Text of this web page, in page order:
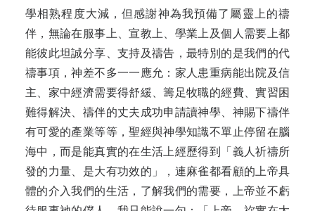
學相熟程度大減，但感謝神為我預備了屬靈上的禱
伴，無論在服事上、宣教上、學業上及個人需要上都
能彼此坦誠分享、支持及禱告，最特別的是我們的代
禱事項，神差不多一一應允：家人患重病能出院及信
主、家中經濟需要得舒緩、籌足牧職的經費、實習困
難得解決、禱伴的丈夫成功申請讀神學、神賜下禱伴
有可愛的產業等等，聖經與神學知識不單止停留在腦
海中，而是能真實的在生活上經歷得到「義人祈禱所
發的力量、是大有功效的」，連麻雀都看顧的上帝具
體的介入我們的生活，了解我們的需要，上帝並不虧